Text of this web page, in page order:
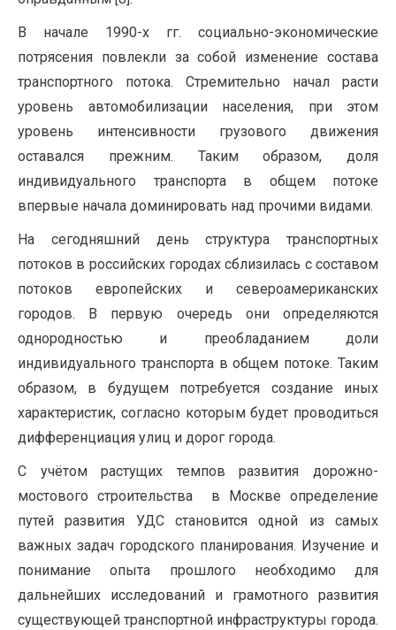
В начале 1990-х гг. социально-экономические
потрясения повлекли за собой изменение состава
транспортного потока. Стремительно начал расти
уровень автомобилизации населения, при этом
уровень интенсивности грузового движения
оставался прежним. Таким образом, доля
индивидуального транспорта в общем потоке
впервые начала доминировать над прочими видами.
На сегодняшний день структура транспортных
потоков в российских городах сблизилась с составом
потоков европейских и североамериканских
городов. В первую очередь они определяются
однородностью и преобладанием доли
индивидуального транспорта в общем потоке. Таким
образом, в будущем потребуется создание иных
характеристик, согласно которым будет проводиться
дифференциация улиц и дорог города.
С учётом растущих темпов развития дорожно-
мостового строительства в Москве определение
путей развития УДС становится одной из самых
важных задач городского планирования. Изучение и
понимание опыта прошлого необходимо для
дальнейших исследований и грамотного развития
существующей транспортной инфраструктуры города.